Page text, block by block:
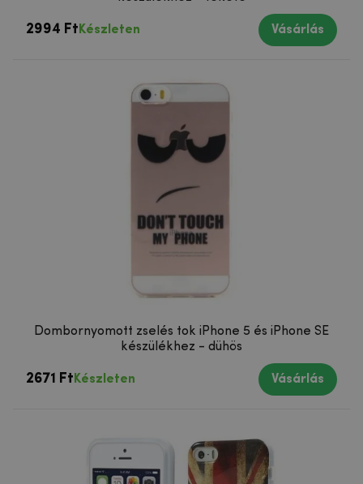
2994 Ft Készleten Vásárlás
Dombornyomott zselés tok iPhone 5 és iPhone SE
készülékhez - dühös
2671 Ft Készleten Vásárlás